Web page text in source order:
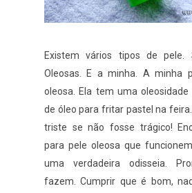
Existem vários tipos de pele.
Oleosas. E a minha. A minha
oleosa. Ela tem uma
de óleo para fritar pastel na
triste se não fosse trágico!
para pele oleosa que funcionem
uma verdadeira odisseia.
fazem. Cumprir que é bom,